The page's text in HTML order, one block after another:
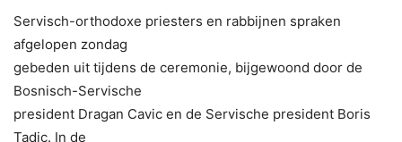
Servisch-orthodoxe priesters en rabbijnen spraken
afgelopen zondag
gebeden uit tijdens de ceremonie, bijgewoond door de
Bosnisch-Servische
president Dragan Cavic en de Servische president Boris
Tadic. In de